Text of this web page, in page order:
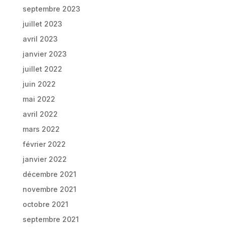
septembre 2023
juillet 2023
avril 2023
janvier 2023
juillet 2022
juin 2022
mai 2022
avril 2022
mars 2022
février 2022
janvier 2022
décembre 2021
novembre 2021
octobre 2021
septembre 2021